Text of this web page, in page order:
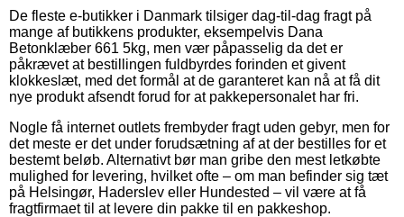
De fleste e-butikker i Danmark tilsiger dag-til-dag fragt på
mange af butikkens produkter, eksempelvis Dana
Betonklæber 661 5kg, men vær påpasselig da det er
påkrævet at bestillingen fuldbyrdes forinden et givent
klokkeslæt, med det formål at de garanteret kan nå at få dit
nye produkt afsendt forud for at pakkepersonalet har fri.
Nogle få internet outlets frembyder fragt uden gebyr, men for
det meste er det under forudsætning af at der bestilles for et
bestemt beløb. Alternativt bør man gribe den mest letkøbte
mulighed for levering, hvilket ofte – om man befinder sig tæt
på Helsingør, Haderslev eller Hundested – vil være at få
fragtfirmaet til at levere din pakke til en pakkeshop.